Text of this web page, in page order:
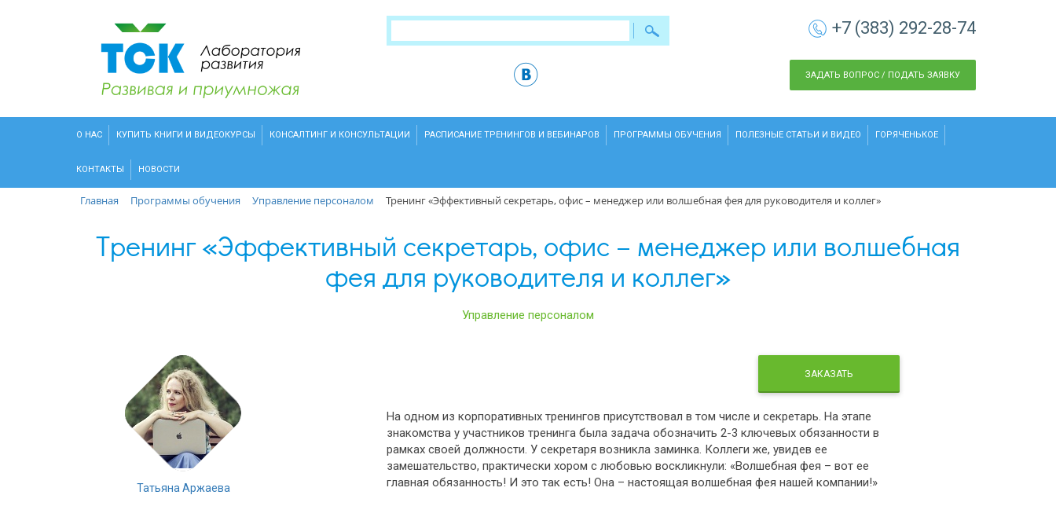
+7 (383) 292-28-74
ЗАДАТЬ ВОПРОС / ПОДАТЬ ЗАЯВКУ
О НАС КУПИТЬ КНИГИ И ВИДЕОКУРСЫ КОНСАЛТИНГ И КОНСУЛЬТАЦИИ РАСПИСАНИЕ ТРЕНИНГОВ И ВЕБИНАРОВ ПРОГРАММЫ ОБУЧЕНИЯ ПОЛЕЗНЫЕ СТАТЬИ И ВИДЕО ГОРЯЧЕНЬКОЕ
КОНТАКТЫ НОВОСТИ
Главная Программы обучения Управление персоналом Тренинг «Эффективный секретарь, офис – менеджер или волшебная фея для руководителя и коллег»
Тренинг «Эффективный секретарь, офис – менеджер или волшебная
фея для руководителя и коллег»
Управление персоналом
Татьяна Аржаева
ЗАКАЗАТЬ
На одном из корпоративных тренингов присутствовал в том числе и секретарь. На этапе
знакомства у участников тренинга была задача обозначить 2-3 ключевых обязанности в
рамках своей должности. У секретаря возникла заминка. Коллеги же, увидев ее
замешательство, практически хором с любовью воскликнули: «Волшебная фея – вот ее
главная обязанность! И это так есть! Она – настоящая волшебная фея нашей компании!»